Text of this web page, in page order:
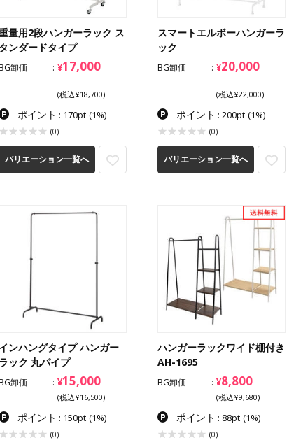
量用2段ハンガーラック ス
タンダードタイプ
BG卸価 ¥17,000
(税込¥18,700)
ポイント : 170pt (1%)
(0)
バリエーション一覧へ
スマートエルボーハンガーラ
ック
BG卸価 ¥20,000
(税込¥22,000)
ポイント : 200pt (1%)
(0)
バリエーション一覧へ
インハングタイプ ハンガー
ラック 丸パイプ
BG卸価 ¥15,000
(税込¥16,500)
ポイント : 150pt (1%)
(0)
ハンガーラックワイド棚付き
AH-1695
BG卸価 ¥8,800
(税込¥9,680)
ポイント : 88pt (1%)
(0)